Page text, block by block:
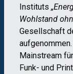
Instituts
Wohlstand
Gesellschaft
Mainstream
Funk- und